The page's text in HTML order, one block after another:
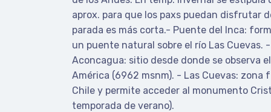
aprox. para que los paxs puedan disfrutar
parada es más corta.- Puente del Inca:
un puente natural sobre el río Las Cuevas.
Aconcagua: sitio desde donde se observa
América (6962 msnm). - Las Cuevas:
Chile y permite acceder al monumento
temporada de verano).